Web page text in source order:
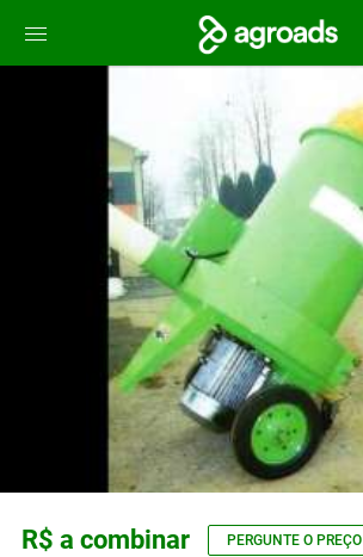
R$ a combinar PERGUNTE O PREÇO